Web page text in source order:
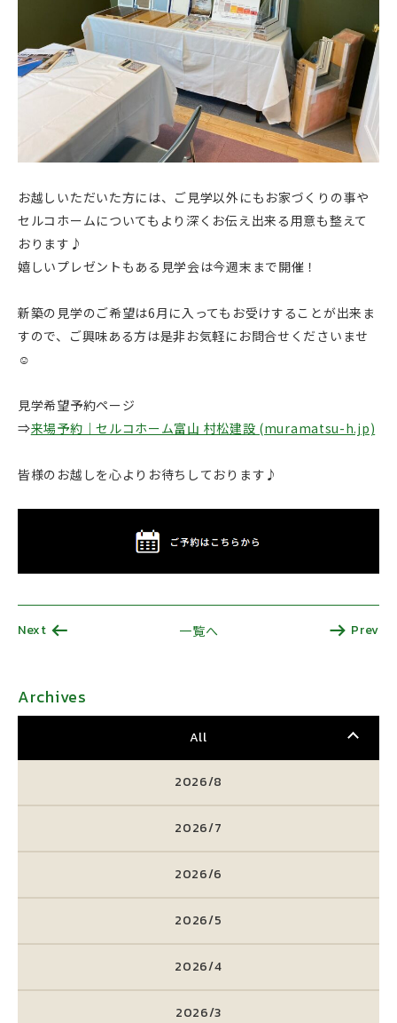
お越しいただいた方には、ご見学以外にもお家づくりの事や
セルコホームについてもより深くお伝え出来る用意も整えて
おります♪
嬉しいプレゼントもある見学会は今週末まで開催！
新築の見学のご希望は6月に入ってもお受けすることが出来ま
すので、ご興味ある方は是非お気軽にお問合せくださいませ
☺
見学希望予約ページ
⇒来場予約｜セルコホーム富山 村松建設 (muramatsu-h.jp)
皆様のお越しを心よりお待ちしております♪
Next 一覧へ Prev
Archives
All
2026/8
2026/7
2026/6
2026/5
2026/4
2026/3